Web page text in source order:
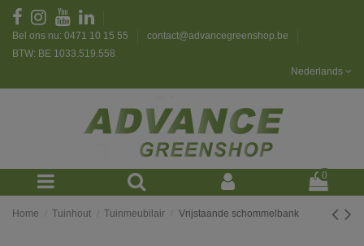
Bel ons nu: 0471 10 15 55
contact@advancegreenshop.be
BTW: BE 1033.519.558
Nederlands
0
Home Tuinhout Tuinmeubilair Vrijstaande schommelbank